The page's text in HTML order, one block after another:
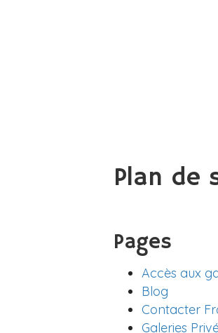
Plan de
Pages
Accès aux
Blog
Contacter
Galeries